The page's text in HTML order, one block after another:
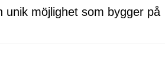
unik möjlighet som bygger på